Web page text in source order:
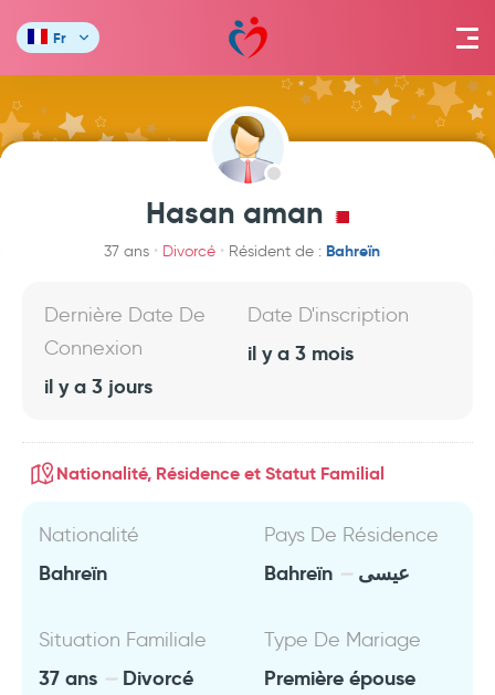
Fr
Hasan aman
37 ans Divorcé Résident de : Bahreïn
Dernière Date De
Connexion
il y a 3 jours
Date D'inscription
il y a 3 mois
Nationalité, Résidence et Statut Familial
Nationalité
Bahreïn
Pays De Résidence
Bahreïn عيسى
Situation Familiale
37 ans
Divorcé
Type De Mariage
Première épouse